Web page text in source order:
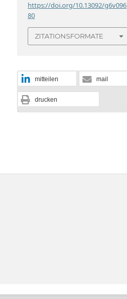
https://doi.org/10.13092/g6v096
80
ZITATIONSFORMATE
mitteilen mail
drucken